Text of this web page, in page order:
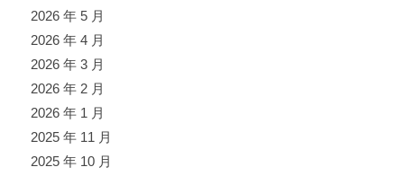
2026 年 5 月
2026 年 4 月
2026 年 3 月
2026 年 2 月
2026 年 1 月
2025 年 11 月
2025 年 10 月